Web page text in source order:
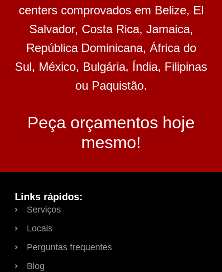
centers comprovados em Belize, El
Salvador, Costa Rica, Jamaica,
República Dominicana, África do
Sul, México, Bulgária, Índia, Filipinas
ou Paquistão.
Peça orçamentos hoje
mesmo!
Links rápidos:
Serviços
Locais
Perguntas frequentes
Blog